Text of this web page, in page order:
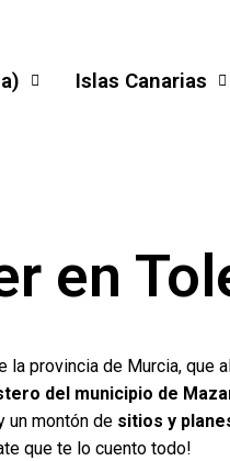
Islas Canarias
en
provincia de Murcia, que
del municipio de
un montón desitios y
que te lo cuento todo!